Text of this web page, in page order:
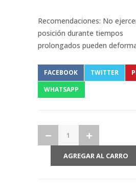
Recomendaciones: No
posición durante tiempos
prolongados pueden
FACEBOOK TWITTER
WHATSAPP